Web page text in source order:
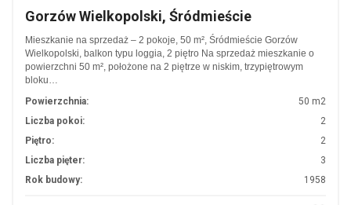
Gorzów Wielkopolski, Śródmieście
Mieszkanie na sprzedaż – 2 pokoje, 50 m², Śródmieście Gorzów
Wielkopolski, balkon typu loggia, 2 piętro Na sprzedaż mieszkanie o
powierzchni 50 m², położone na 2 piętrze w niskim, trzypiętrowym
bloku…
Powierzchnia:
50 m2
Liczba pokoi:
2
Piętro:
2
Liczba pięter:
3
Rok budowy:
1958